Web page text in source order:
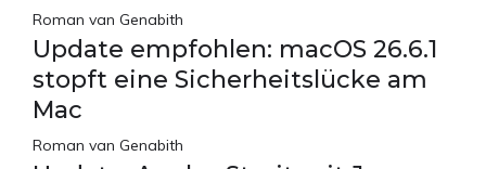
Roman van Genabith
Update empfohlen: macOS 26.6.1
stopft eine Sicherheitslücke am
Mac
Roman van Genabith